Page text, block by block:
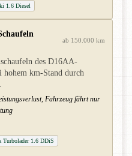
1.6 Diesel
ab 150.000 km
des D16AA-
hohem km-Stand durch
Fahrzeug fährt nur
Turbolader 1.6 DDiS